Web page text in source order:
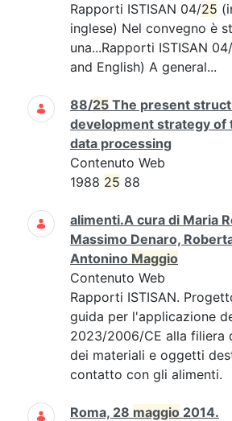
Rapporti ISTISAN 04/25
inglese) Nel convegno è
una...Rapporti ISTISAN 04/
and English) A general...
88/25 The present
development strategy of
data processing
Contenuto Web
1988 25 88
alimenti.A cura di Maria
Massimo Denaro,
Antonino Maggio
Contenuto Web
Rapporti ISTISAN.
guida per l'applicazione
2023/2006/CE alla filiera
dei materiali e oggetti
contatto con gli alimenti.
Roma, 28 maggio 2014.